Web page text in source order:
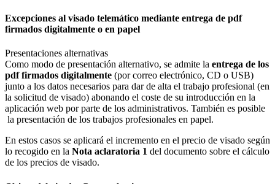
Excepciones al visado telemático mediante entrega de pdf
firmados digitalmente o en papel
Presentaciones alternativas
Como modo de presentación alternativo, se admite la entrega de los
pdf firmados digitalmente (por correo electrónico, CD o USB)
junto a los datos necesarios para dar de alta el trabajo profesional (en
la solicitud de visado) abonando el coste de su introducción en la
aplicación web por parte de los administrativos. También es posible
la presentación de los trabajos profesionales en papel.
En estos casos se aplicará el incremento en el precio de visado según
lo recogido en la Nota aclaratoria 1 del documento sobre el cálculo
de los precios de visado.